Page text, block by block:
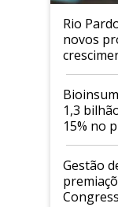
Rio
novos
1,3
15% no
de 2026
Gestão